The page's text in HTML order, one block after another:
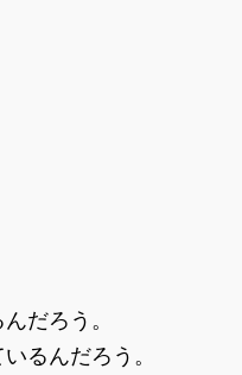
だろう。
るんだろう。